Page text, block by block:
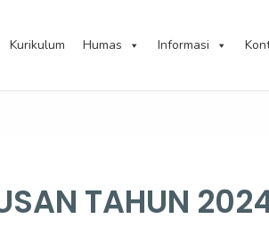
Kurikulum Humas Informasi
TAHUN